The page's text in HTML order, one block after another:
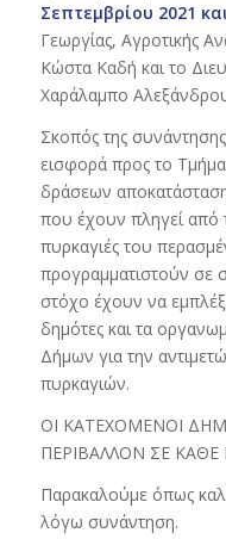
Σεπτεμβρίου 2021
Γεωργίας, Αγροτικής
Κώστα Καδή και το
Χαράλαμπο
Σκοπός της
εισφορά προς το
δράσεων
που έχουν πληγεί από
πυρκαγιές του
προγραμματιστούν σε
στόχο έχουν να
δημότες και τα
Δήμων για την
πυρκαγιών.
ΟΙ ΚΑΤΕΧΟΜΕΝΟΙ
ΠΕΡΙΒΑΛΛΟΝ ΣΕ
Παρακαλούμε όπως
λόγω συνάντηση.